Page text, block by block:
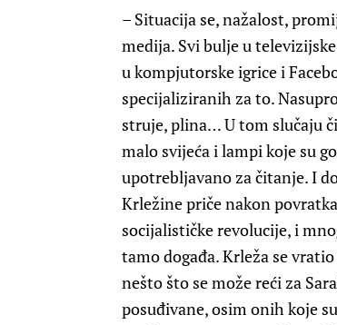
– Situacija se, nažalost,
medija. Svi bulje u
u kompjutorske igrice i
specijaliziranih za to.
struje, plina… U tom slučaju
malo svijeća i lampi koje su
upotrebljavano za čitanje. I
Krležine priče nakon
socijalističke revolucije, i
tamo događa. Krleža se
nešto što se može reći za
posuđivane, osim onih koje